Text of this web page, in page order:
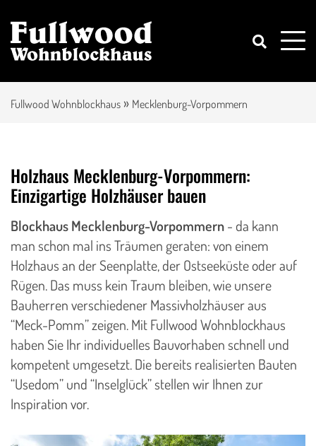
Fullwood Wohnblockhaus » Mecklenburg-Vorpommern
Holzhaus Mecklenburg-Vorpommern:
Einzigartige Holzhäuser bauen
Blockhaus Mecklenburg-Vorpommern- da kann
man schon mal ins Träumen geraten: von einem
Holzhaus an der Seenplatte, der Ostseeküste oder auf
Rügen. Das muss kein Traum bleiben, wie unsere
Bauherren verschiedener Massivholzhäuser aus
“Meck-Pomm” zeigen. Mit Fullwood Wohnblockhaus
haben Sie Ihr individuelles Bauvorhaben schnell und
kompetent umgesetzt. Die bereits realisierten Bauten
“Usedom” und “Inselglück” stellen wir Ihnen zur
Inspiration vor.